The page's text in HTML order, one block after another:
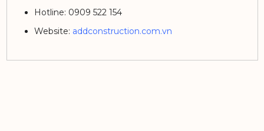
PHÚ MỸ HƯNG
Hotline: 0909 522 154
Website: addconstruction.com.vn